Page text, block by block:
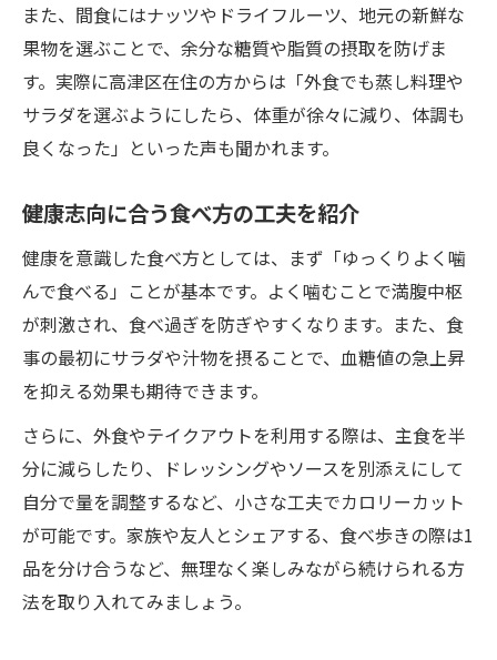
また、間食にはナッツやドライフルーツ、地元の新鮮な
果物を選ぶことで、余分な糖質や脂質の摂取を防げま
す。実際に高津区在住の方からは「外食でも蒸し料理や
サラダを選ぶようにしたら、体重が徐々に減り、体調も
良くなった」といった声も聞かれます。
健康志向に合う食べ方の工夫を紹介
健康を意識した食べ方としては、まず「ゆっくりよく噛
んで食べる」ことが基本です。よく噛むことで満腹中枢
が刺激され、食べ過ぎを防ぎやすくなります。また、食
事の最初にサラダや汁物を摂ることで、血糖値の急上昇
を抑える効果も期待できます。
さらに、外食やテイクアウトを利用する際は、主食を半
分に減らしたり、ドレッシングやソースを別添えにして
自分で量を調整するなど、小さな工夫でカロリーカット
が可能です。家族や友人とシェアする、食べ歩きの際は1
品を分け合うなど、無理なく楽しみながら続けられる方
法を取り入れてみましょう。